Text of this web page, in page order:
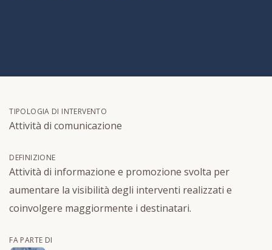
TIPOLOGIA DI INTERVENTO
Attività di comunicazione
DEFINIZIONE
Attività di informazione e promozione svolta per
aumentare la visibilità degli interventi realizzati e
coinvolgere maggiormente i destinatari.
FA PARTE DI